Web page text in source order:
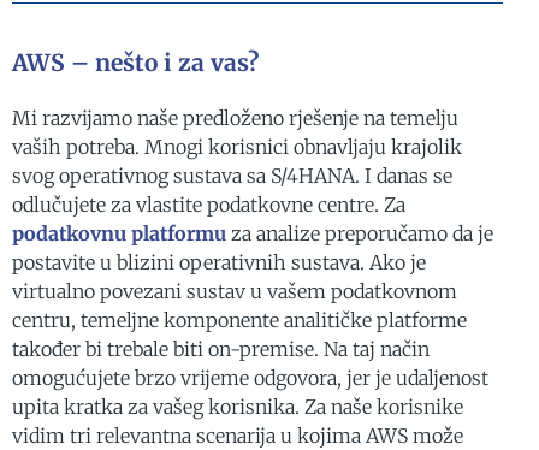
AWS – nešto i za vas?
Mi razvijamo naše predloženo rješenje na temelju
vaših potreba. Mnogi korisnici obnavljaju krajolik
svog operativnog sustava sa S/4HANA. I danas se
odlučujete za vlastite podatkovne centre. Za
podatkovnu platformu za analize preporučamo da je
postavite u blizini operativnih sustava. Ako je
virtualno povezani sustav u vašem podatkovnom
centru, temeljne komponente analitičke platforme
također bi trebale biti on-premise. Na taj način
omogućujete brzo vrijeme odgovora, jer je udaljenost
upita kratka za vašeg korisnika. Za naše korisnike
vidim tri relevantna scenarija u kojima AWS može